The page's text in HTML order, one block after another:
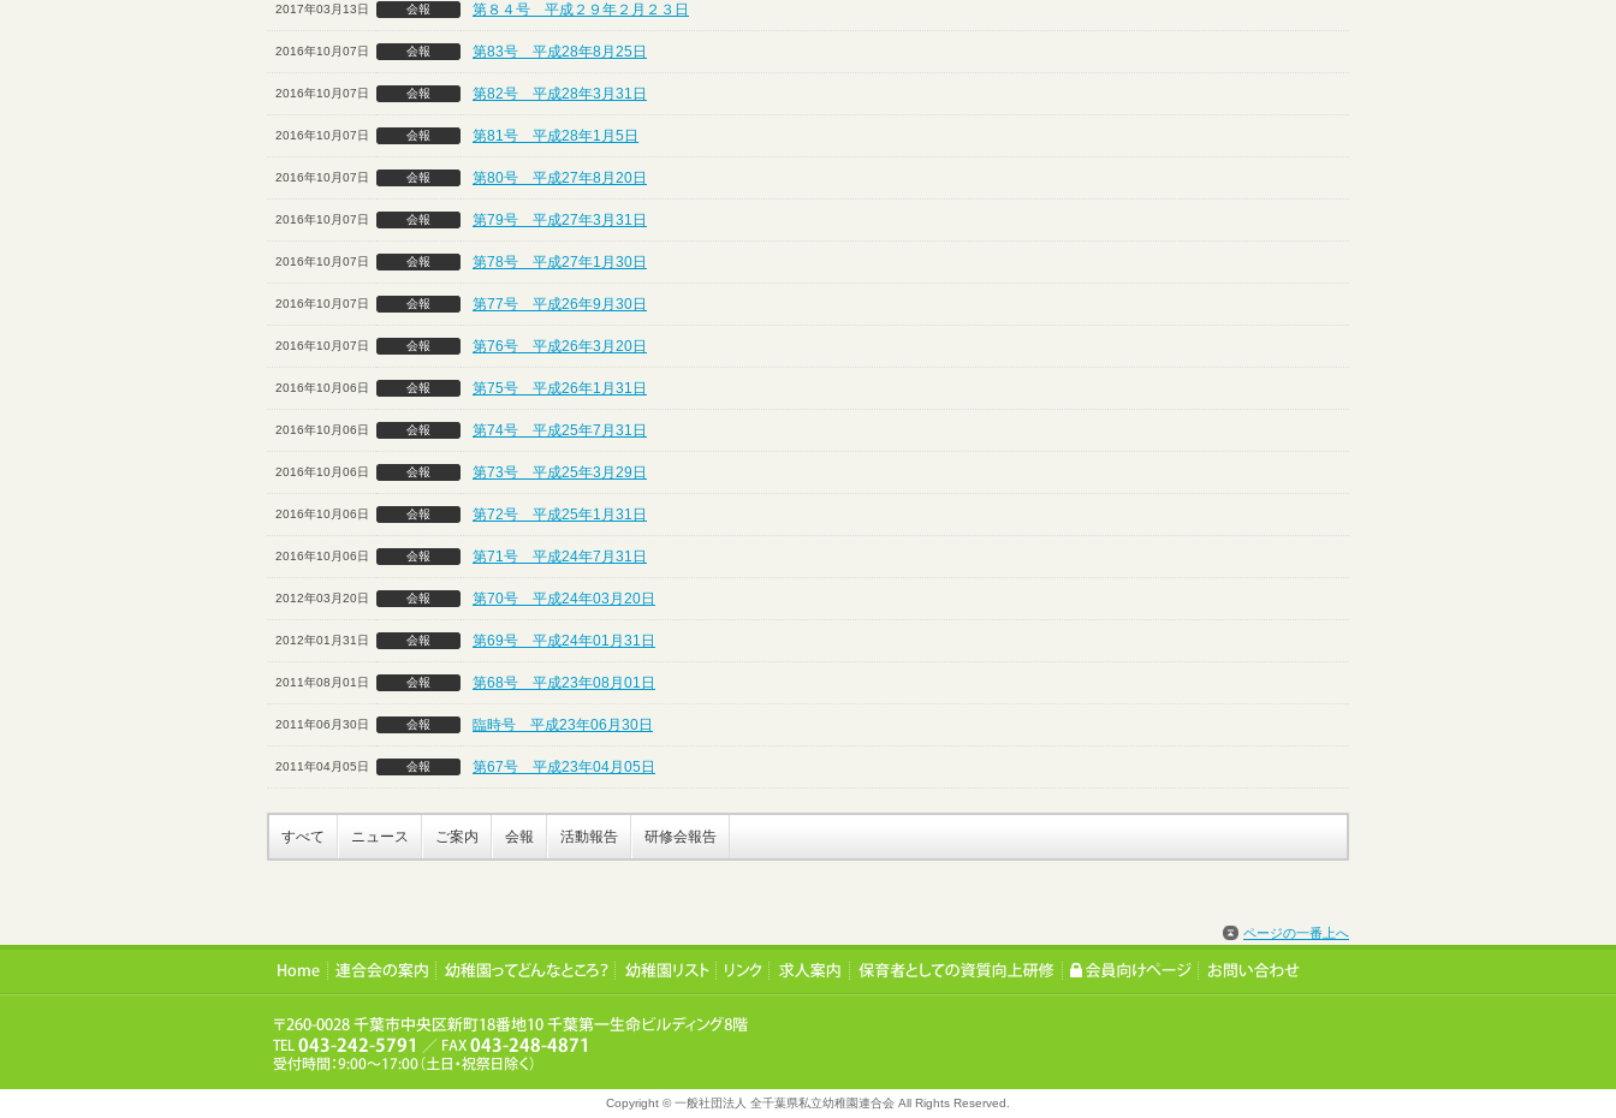
2017年03月13日 会報 第８４号 平成２９年２月２３日
2016年10月07日 会報 第83号 平成28年8月25日
2016年10月07日 会報 第82号 平成28年3月31日
2016年10月07日 会報 第81号 平成28年1月5日
2016年10月07日 会報 第80号 平成27年8月20日
2016年10月07日 会報 第79号 平成27年3月31日
2016年10月07日 会報 第78号 平成27年1月30日
2016年10月07日 会報 第77号 平成26年9月30日
2016年10月07日 会報 第76号 平成26年3月20日
2016年10月06日 会報 第75号 平成26年1月31日
2016年10月06日 会報 第74号 平成25年7月31日
2016年10月06日 会報 第73号 平成25年3月29日
2016年10月06日 会報 第72号 平成25年1月31日
2016年10月06日 会報 第71号 平成24年7月31日
2012年03月20日 会報 第70号 平成24年03月20日
2012年01月31日 会報 第69号 平成24年01月31日
2011年08月01日 会報 第68号 平成23年08月01日
2011年06月30日 会報 臨時号 平成23年06月30日
2011年04月05日 会報 第67号 平成23年04月05日
すべて ニュース ご案内 会報 活動報告 研修会報告
ページの一番上へ
Copyright © 一般社団法人 全千葉県私立幼稚園連合会 All Rights Reserved.